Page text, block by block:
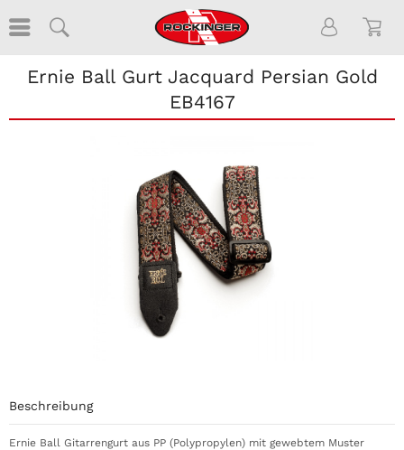
Ernie Ball Gurt Jacquard Persian Gold
EB4167
Beschreibung
Ernie Ball Gitarrengurt aus PP (Polypropylen) mit gewebtem Muster